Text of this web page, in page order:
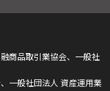
商品取引業協会、一般社
一般社団法人 資産運用業